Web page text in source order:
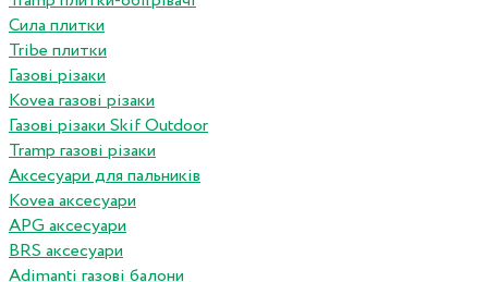
Сила плитки
Tribe плитки
Газові різаки
Kovea газові різаки
Газові різаки Skif Outdoor
Tramp газові різаки
Аксесуари для пальників
Kovea аксесуари
APG аксесуари
BRS аксесуари
Adimanti газові балони